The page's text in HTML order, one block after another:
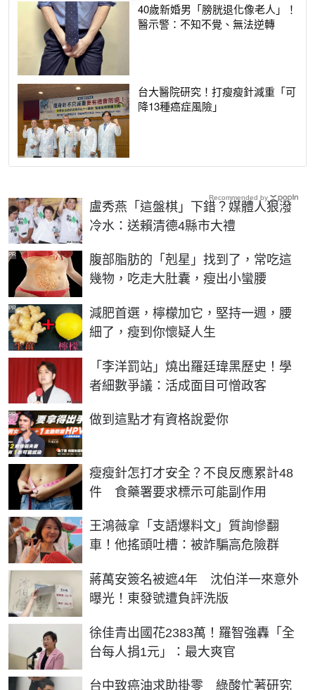
40歲新婚男「膀胱退化像老人」！
醫示警：不知不覺、無法逆轉
台大醫院研究！打瘦瘦針減重「可
降13種癌症風險」
盧秀燕「這盤棋」下錯？媒體人狠潑
冷水：送賴清德4縣市大禮
腹部脂肪的「剋星」找到了，常吃這
幾物，吃走大肚囊，瘦出小蠻腰
PR
減肥首選，檸檬加它，堅持一週，腰
細了，瘦到你懷疑人生
PR
「李洋罰站」燒出羅廷瑋黑歷史！學
者細數爭議：活成面目可憎政客
做到這點才有資格說愛你
PR
瘦瘦針怎打才安全？不良反應累計48
件 食藥署要求標示可能副作用
王鴻薇拿「支語爆料文」質詢慘翻
車！他搖頭吐槽：被詐騙高危險群
蔣萬安簽名被遮4年 沈伯洋一來意外
曝光！東發號遭負評洗版
徐佳青出國花2383萬！羅智強轟「全
台每人捐1元」：最大爽官
台中致癌油求助掛零 綠酸忙著研究
Recommended by